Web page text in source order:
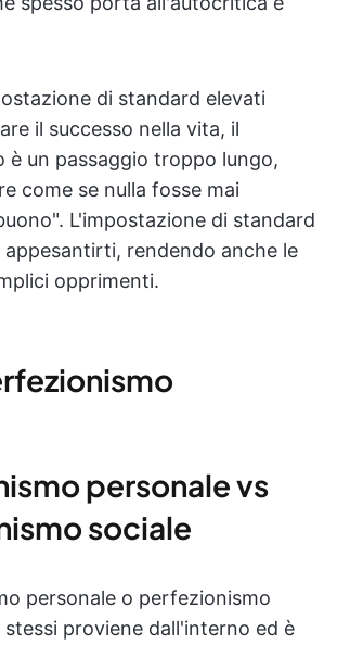
di standard elevati
il successo nella vita, il
è un passaggio troppo lungo,
come se nulla fosse mai
L'impostazione di standard
appesantirti, rendendo anche le
opprimenti.
personale vs
sociale
personale o perfezionismo
proviene dall'interno ed è